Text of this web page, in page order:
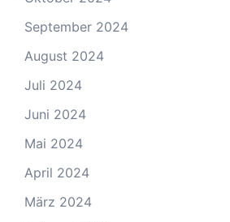
September 2024
August 2024
Juli 2024
Juni 2024
Mai 2024
April 2024
März 2024